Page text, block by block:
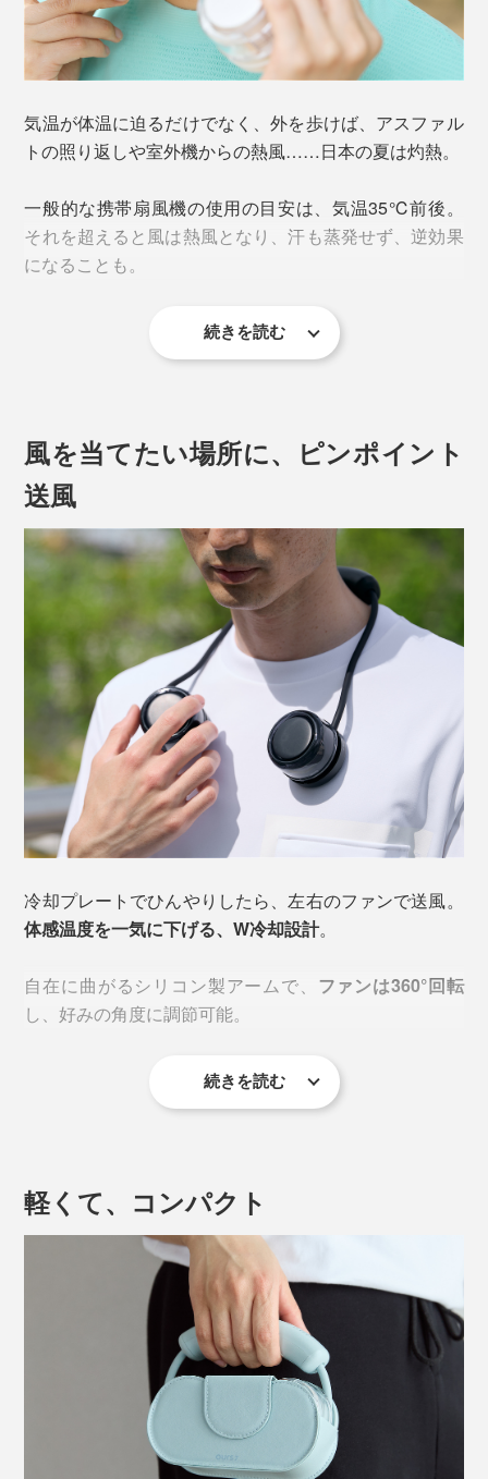
気温が体温に迫るだけでなく、外を歩けば、アスファル
トの照り返しや室外機からの熱風……日本の夏は灼熱。
一般的な携帯扇風機の使用の目安は、気温35℃前後。
それを超えると風は熱風となり、汗も蒸発せず、逆効果
になることも。
ぬるい暑さ対策では間に合いません。
やし、冷えた血液を全身にめぐらせる
頸動脈などの太い血管が、皮膚に近い位置を通る首は、
さらに首は、体温をコントロールする脳の視床下部にも
近く、「体が冷えた」と認識しやすいそう。
「Neck Band Fan COOLING」は、首に当たる部分に金
属製の冷却プレートを搭載。
電源をONにすると、瞬時にキンキンに冷えた缶ビール
並みの冷たさになり、肌に触れると約16℃まで一気に
続きを読む
風を当てたい場所に、ピンポイント
送風
冷却プレートでひんやりしたら、左右のファンで送風。
体感温度を一気に下げる、W冷却設計。
自在に曲がるシリコン製アームで、 ファンは360°回転
し、好みの角度に調節可能。
アームの長さも変えられるので、顔全体に、首に集中的
風を当てたい場所にピンポイントで送風
続きを読む
軽くて、コンパクト